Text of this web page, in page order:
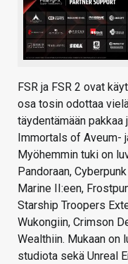
FSR ja FSR 2 ovat
osa tosin odottaa
täydentämään
Immortals of Aveum-
Myöhemmin tuki on
Pandoraan,
Marine II:een,
Starship Troopers
Wukongiin, Crimson
Wealthiin. Mukaan on
studiota sekä Unreal